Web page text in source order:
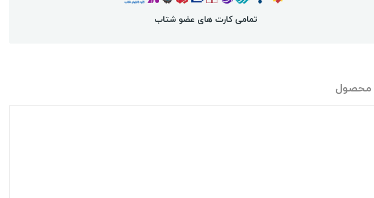
تمامی کارت های عضو شتاب
محصول